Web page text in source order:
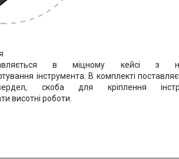
в міцному кейсі з
інструмента. В комплекті
скоба для кріплення
висотні роботи.